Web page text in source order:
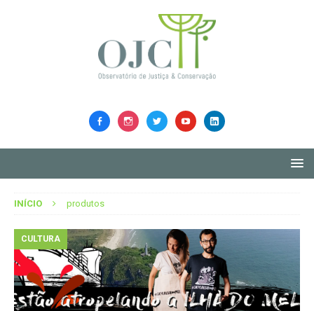
INÍCIO produtos
CULTURA